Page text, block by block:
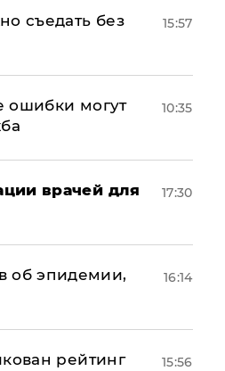
съедать без
15:57
ошибки могут
10:35
врачей для
17:30
об эпидемии,
16:14
рейтинг
15:56